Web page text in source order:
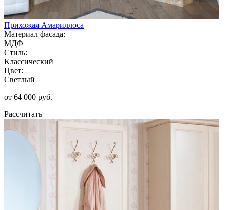
Прихожая Амариллоса
Материал фасада:
МДФ
Стиль:
Классический
Цвет:
Светлый
от 64 000 руб.
Рассчитать